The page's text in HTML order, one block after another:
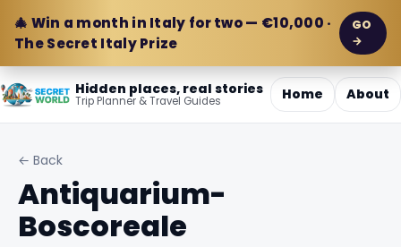
🎄 Win a month in Italy for two — €10,000 ·
The Secret Italy Prize
GO
→
Hidden places, real stories
Trip Planner & Travel Guides Home About
← Back
Antiquarium-
Boscoreale